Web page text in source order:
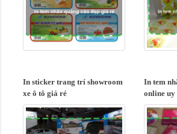
In sticker trang trí showroom
xe ô tô giá rẻ
In tem
online